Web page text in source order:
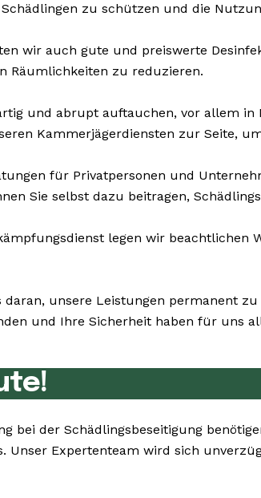
zu schützen und die
wir auch gute und preiswerte
Räumlichkeiten zu reduzieren.
und abrupt auftauchen, vor allem in
Kammerjägerdiensten zur Seite,
für Privatpersonen und
Sie selbst dazu beitragen,
legen wir beachtlichen
daran, unsere Leistungen permanent
und Ihre Sicherheit haben für uns
bei der Schädlingsbeseitigung
Expertenteam wird sich